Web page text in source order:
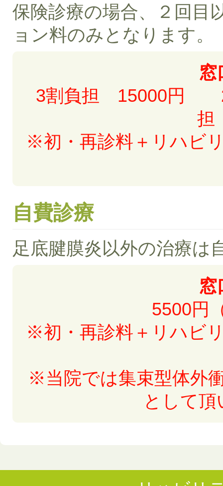
保険診療の場合、２回目
ョン料のみとなります。
窓
3割負担 15000円
担
※初・再診料＋リハビ
自費診療
足底腱膜炎以外の治療は
窓
5500円
※初・再診料＋リハビ
※当院では集束型体外
として